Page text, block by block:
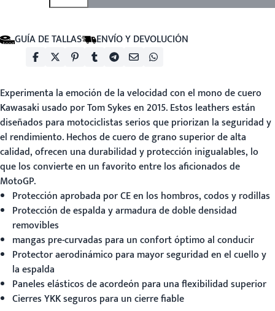
GUÍA DE TALLAS ENVÍO Y DEVOLUCIÓN
Experimenta la emoción de la velocidad con el mono de cuero
Kawasaki usado por Tom Sykes en 2015. Estos leathers están
diseñados para motociclistas serios que priorizan la seguridad y
el rendimiento. Hechos de cuero de grano superior de alta
calidad, ofrecen una durabilidad y protección inigualables, lo
que los convierte en un favorito entre los aficionados de
MotoGP.
Protección aprobada por CE en los hombros, codos y rodillas
Protección de espalda y armadura de doble densidad
removibles
mangas pre-curvadas para un confort óptimo al conducir
Protector aerodinámico para mayor seguridad en el cuello y
la espalda
Paneles elásticos de acordeón para una flexibilidad superior
Cierres YKK seguros para un cierre fiable